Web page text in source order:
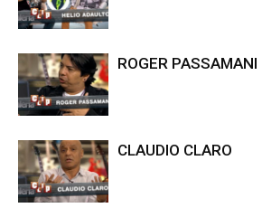
ROGER PASSAMANI
CLAUDIO CLARO